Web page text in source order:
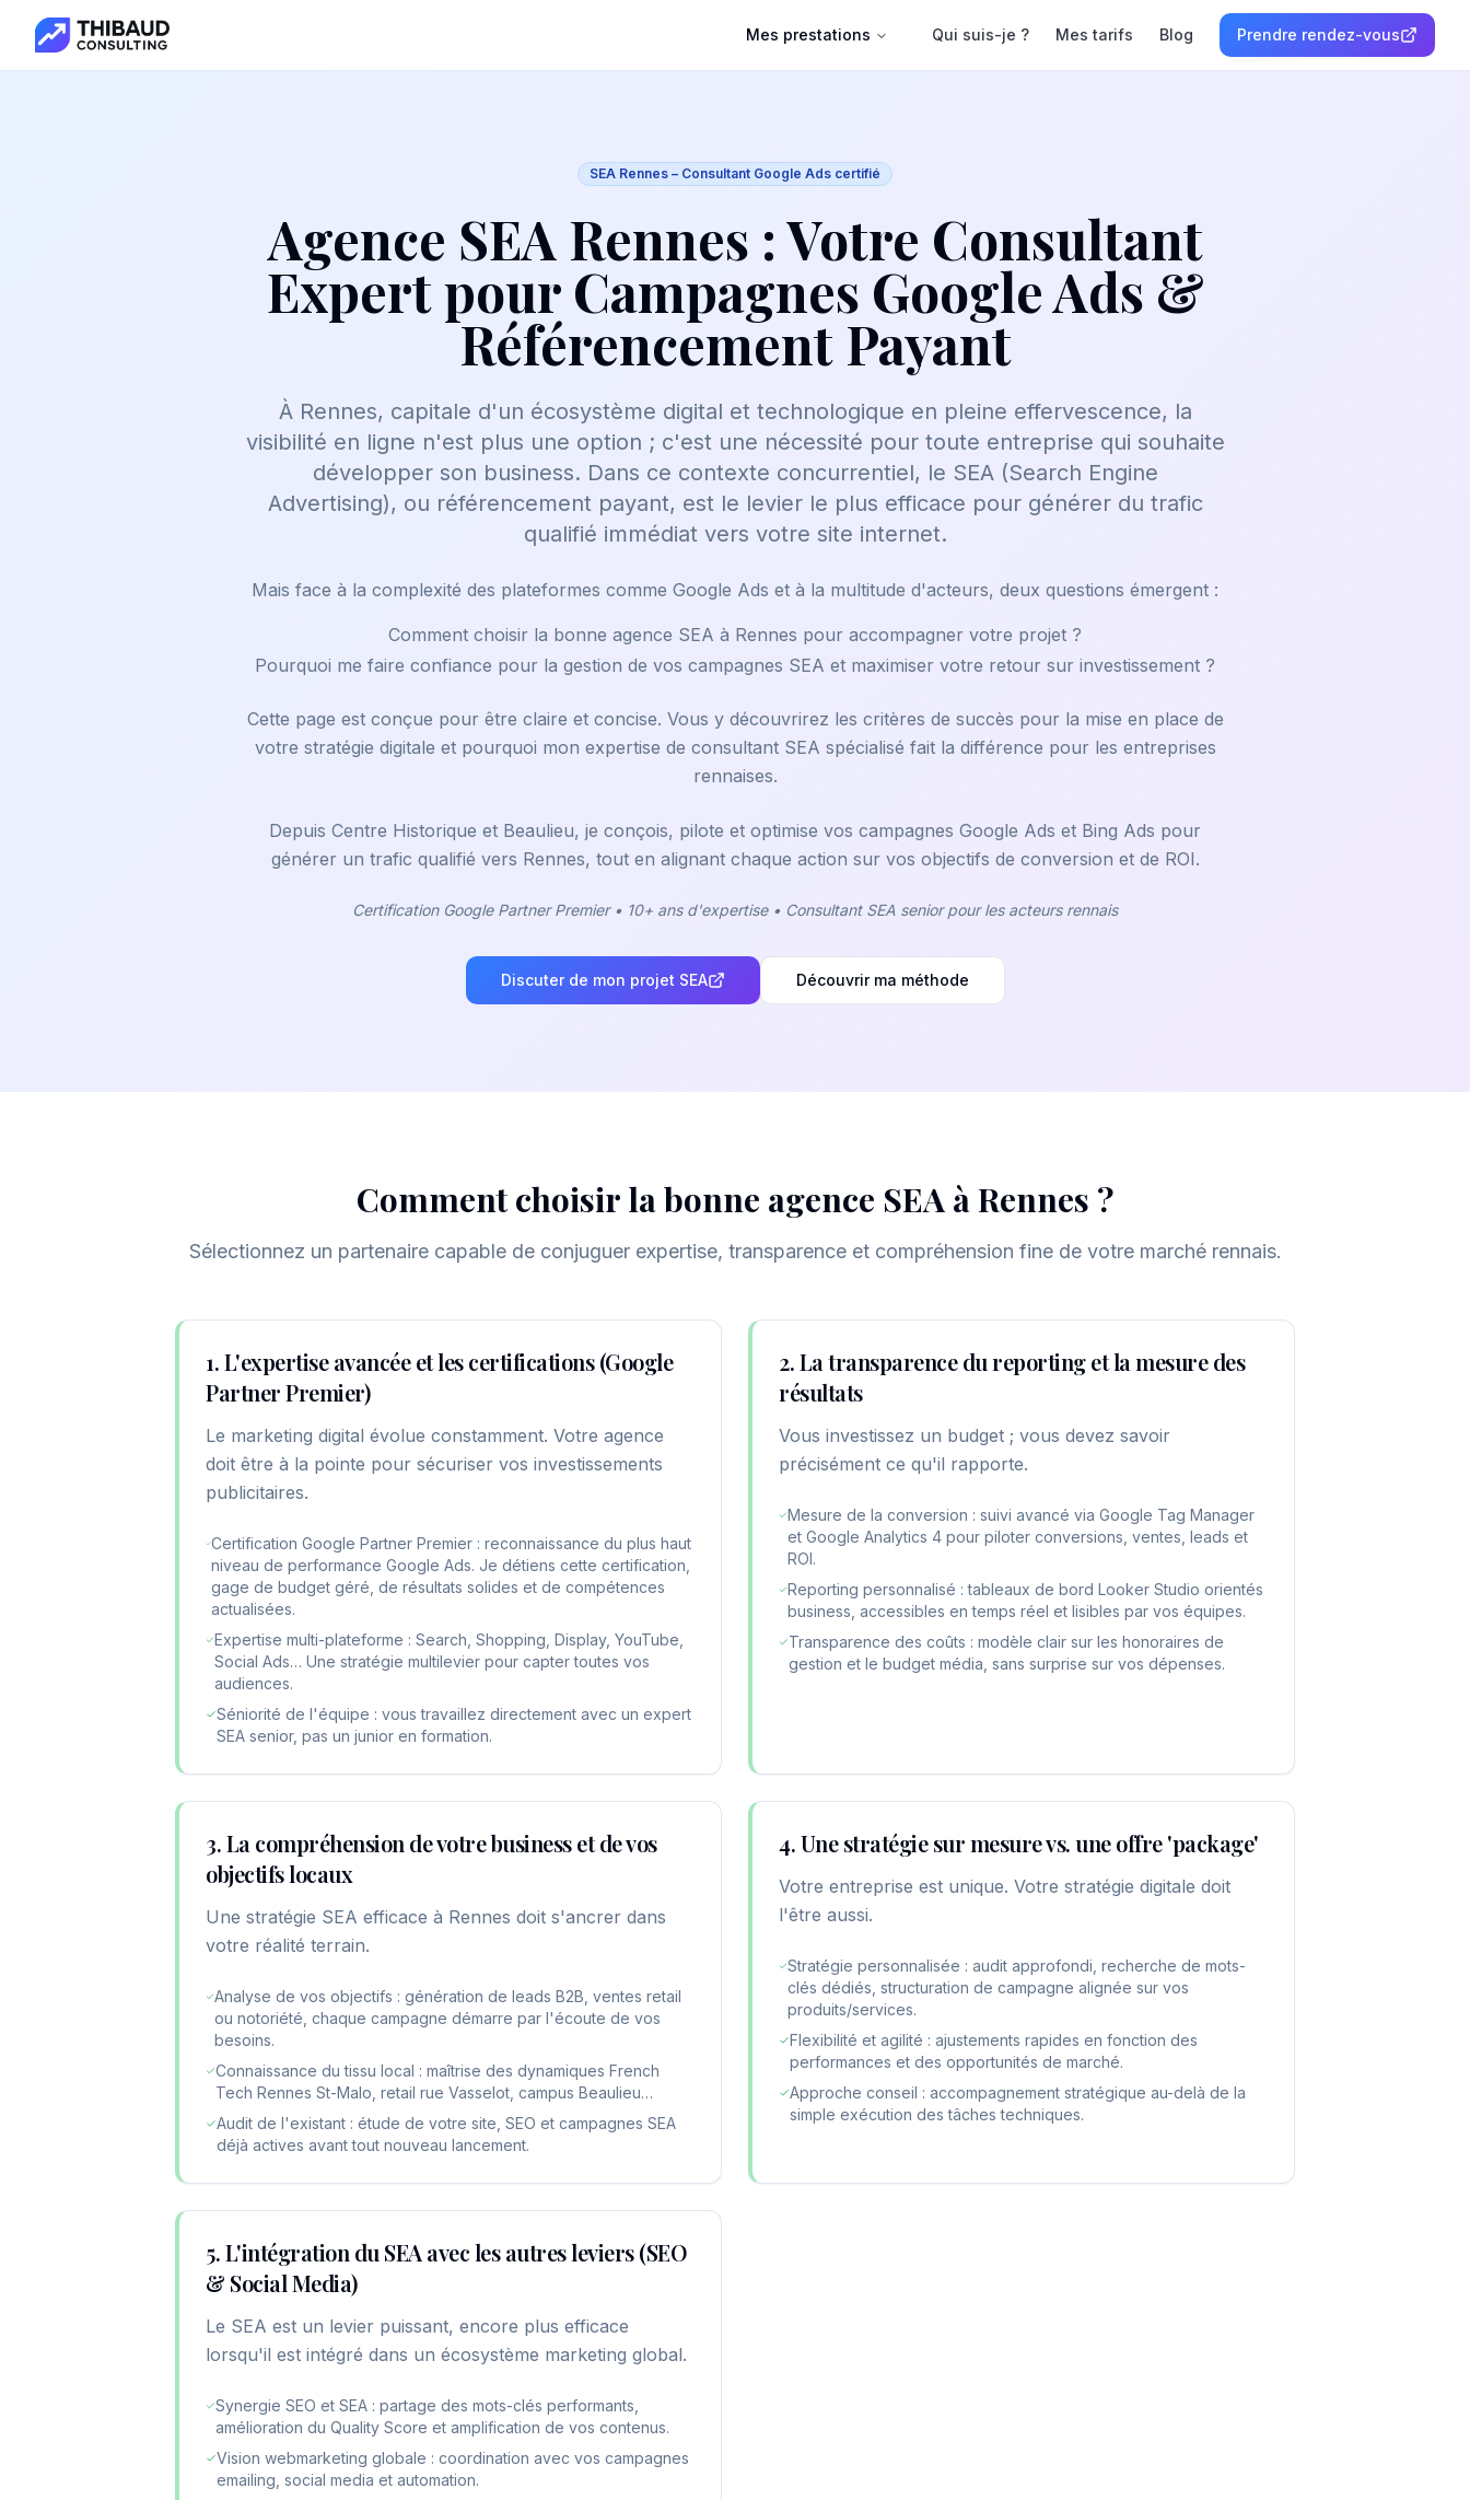
Mes prestations Qui suis-je ? Mes tarifs Blog Prendre rendez-vous
SEA Rennes – Consultant Google Ads certifié
Agence SEA Rennes : Votre Consultant
Expert pour Campagnes Google Ads &
Référencement Payant
À Rennes, capitale d'un écosystème digital et technologique en pleine effervescence, la
visibilité en ligne n'est plus une option ; c'est une nécessité pour toute entreprise qui souhaite
développer son business. Dans ce contexte concurrentiel, le SEA (Search Engine
Advertising), ou référencement payant, est le levier le plus efficace pour générer du trafic
qualifié immédiat vers votre site internet.
Mais face à la complexité des plateformes comme Google Ads et à la multitude d'acteurs, deux questions émergent :
Comment choisir la bonne agence SEA à Rennes pour accompagner votre projet ?
Pourquoi me faire confiance pour la gestion de vos campagnes SEA et maximiser votre retour sur investissement ?
Cette page est conçue pour être claire et concise. Vous y découvrirez les critères de succès pour la mise en place de
votre stratégie digitale et pourquoi mon expertise de consultant SEA spécialisé fait la différence pour les entreprises
rennaises.
Depuis Centre Historique et Beaulieu, je conçois, pilote et optimise vos campagnes Google Ads et Bing Ads pour
générer un trafic qualifié vers Rennes, tout en alignant chaque action sur vos objectifs de conversion et de ROI.
Certification Google Partner Premier • 10+ ans d'expertise • Consultant SEA senior pour les acteurs rennais
Discuter de mon projet SEA Découvrir ma méthode
Comment choisir la bonne agence SEA àRennes ?
Sélectionnez un partenaire capable de conjuguer expertise, transparence et compréhension fine de votre marché rennais.
1. L'expertise avancée et les certifications (Google
Partner Premier)
Le marketing digital évolue constamment. Votre agence
doit être à la pointe pour sécuriser vos investissements
publicitaires.
Certification Google Partner Premier : reconnaissance du plus haut
niveau de performance Google Ads. Je détiens cette certification,
gage de budget géré, de résultats solides et de compétences
actualisées.
Expertise multi-plateforme : Search, Shopping, Display, YouTube,
Social Ads… Une stratégie multilevier pour capter toutes vos
audiences.
Séniorité de l'équipe : vous travaillez directement avec un expert
SEA senior, pas un junior en formation.
2. La transparence du reporting et la mesure des
résultats
Vous investissez un budget ; vous devez savoir
précisément ce qu'il rapporte.
Mesure de la conversion : suivi avancé via Google Tag Manager
et Google Analytics 4 pour piloter conversions, ventes, leads et
ROI.
Reporting personnalisé : tableaux de bord Looker Studio orientés
business, accessibles en temps réel et lisibles par vos équipes.
Transparence des coûts : modèle clair sur les honoraires de
gestion et le budget média, sans surprise sur vos dépenses.
3. La compréhension de votre business et de vos
objectifs locaux
Une stratégie SEA efficace à Rennes doit s'ancrer dans
votre réalité terrain.
Analyse de vos objectifs : génération de leads B2B, ventes retail
ou notoriété, chaque campagne démarre par l'écoute de vos
besoins.
Connaissance du tissu local : maîtrise des dynamiques French
Tech Rennes St-Malo, retail rue Vasselot, campus Beaulieu…
Audit de l'existant : étude de votre site, SEO et campagnes SEA
déjà actives avant tout nouveau lancement.
4. Une stratégie sur mesure vs. une offre 'package'
Votre entreprise est unique. Votre stratégie digitale doit
l'être aussi.
Stratégie personnalisée : audit approfondi, recherche de mots-
clés dédiés, structuration de campagne alignée sur vos
produits/services.
Flexibilité et agilité : ajustements rapides en fonction des
performances et des opportunités de marché.
Approche conseil : accompagnement stratégique au-delà de la
simple exécution des tâches techniques.
5. L'intégration du SEA avec les autres leviers (SEO
& Social Media)
Le SEA est un levier puissant, encore plus efficace
lorsqu'il est intégré dans un écosystème marketing global.
Synergie SEO et SEA : partage des mots-clés performants,
amélioration du Quality Score et amplification de vos contenus.
Vision webmarketing globale : coordination avec vos campagnes
emailing, social media et automation.